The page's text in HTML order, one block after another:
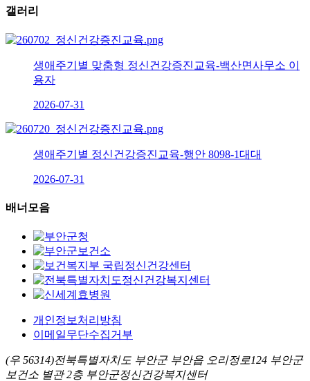
갤러리
생애주기별 맞춤형 정신건강증진교육-백산면사무소 이
용자
2026-07-31
생애주기별 정신건강증진교육-행안 8098-1대대
2026-07-31
배너모음
개인정보처리방침
이메일무단수집거부
(우 56314)전북특별자치도 부안군 부안읍 오리정로124 부안군
보건소 별관 2층 부안군정신건강복지센터